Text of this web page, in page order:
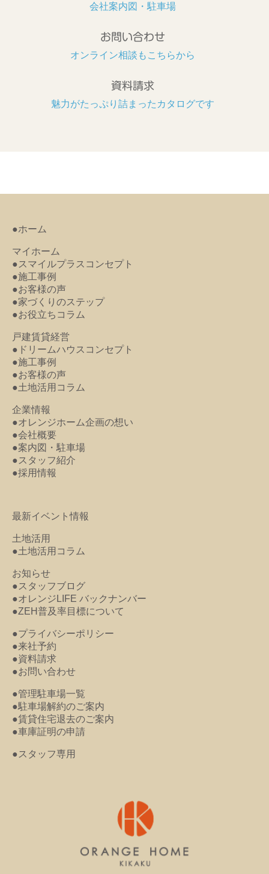
会社案内図・駐車場
お問い合わせ
オンライン相談もこちらから
資料請求
魅力がたっぷり詰まったカタログです
●ホーム
マイホーム
●スマイルプラスコンセプト
●施工事例
●お客様の声
●家づくりのステップ
●お役立ちコラム
戸建賃貸経営
●ドリームハウスコンセプト
●施工事例
●お客様の声
●土地活用コラム
企業情報
●オレンジホーム企画の想い
●会社概要
●案内図・駐車場
●スタッフ紹介
●採用情報
最新イベント情報
土地活用
●土地活用コラム
お知らせ
●スタッフブログ
●オレンジLIFE バックナンバー
●ZEH普及率目標について
●プライバシーポリシー
●来社予約
●資料請求
●お問い合わせ
●管理駐車場一覧
●駐車場解約のご案内
●賃貸住宅退去のご案内
●車庫証明の申請
●スタッフ専用